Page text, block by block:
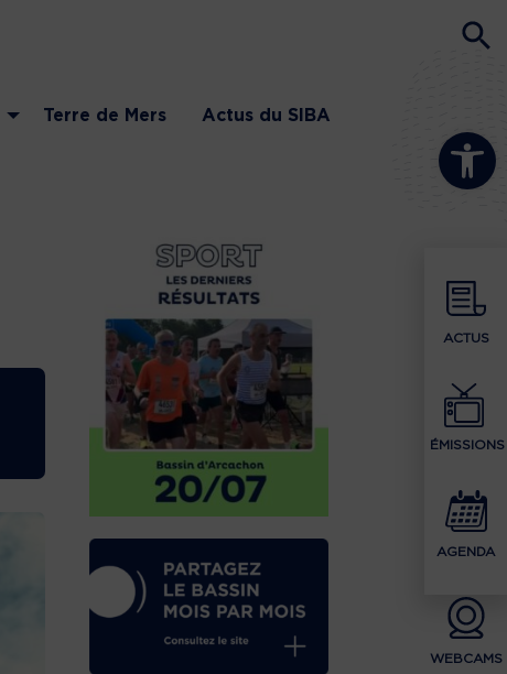
Ouvrir la
ACTUS
ÉMISSIONS
AGENDA
WEBCAMS
Terre de Mers Actus du SIBA